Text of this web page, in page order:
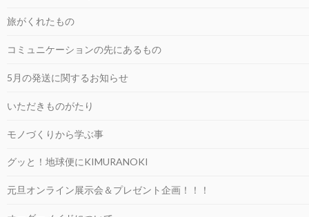
旅がくれたもの
コミュニケーションの先にあるもの
5月の発送に関するお知らせ
いただきものがたり
モノづくりから学ぶ事
グッと！地球便にKIMURANOKI
元旦オンライン展示会＆プレゼント企画！！！